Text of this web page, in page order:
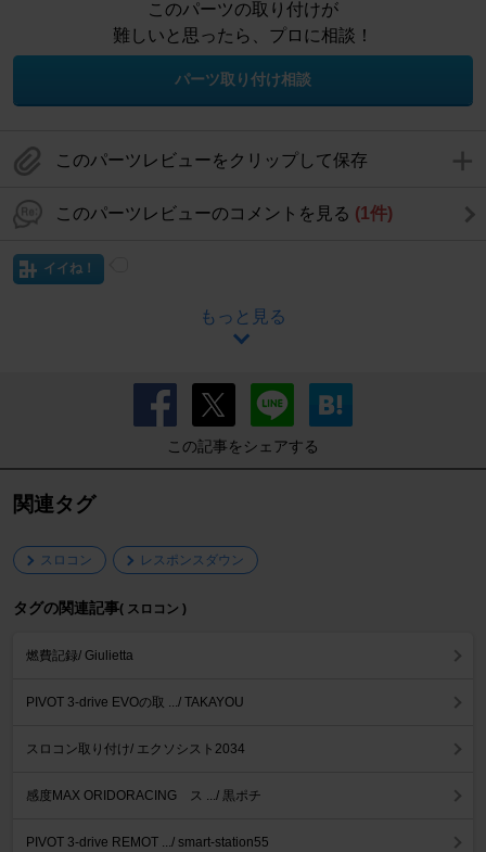
このパーツの取り付けが
難しいと思ったら、プロに相談！
パーツ取り付け相談
このパーツレビューをクリップして保存
このパーツレビューのコメントを見る (1件)
イイね！
もっと見る
この記事をシェアする
関連タグ
スロコン レスポンスダウン
タグの関連記事( スロコン )
燃費記録/ Giulietta
PIVOT 3-drive EVOの取 .../ TAKAYOU
スロコン取り付け/ エクソシスト2034
感度MAX ORIDORACING ス .../ 黒ポチ
PIVOT 3-drive REMOT .../ smart-station55